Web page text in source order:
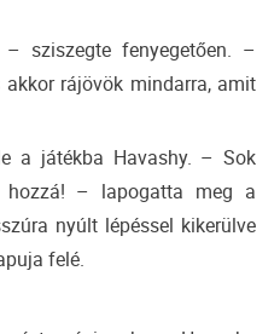
sziszegte fenyegetően. –
rájövök mindarra, amit
a játékba Havashy. – Sok
hozzá! – lapogatta meg a
nyúlt lépéssel kikerülve
felé.